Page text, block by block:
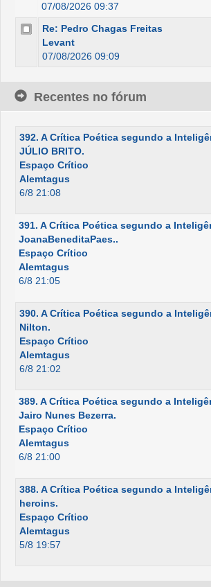
07/08/2026 09:37
Re: Pedro Chagas Freitas
Levant
07/08/2026 09:09
Recentes no fórum
392. A Crítica Poética segundo a
JÚLIO BRITO.
Espaço Crítico
Alemtagus
6/8 21:08
391. A Crítica Poética segundo a
JoanaBeneditaPaes..
Espaço Crítico
Alemtagus
6/8 21:05
390. A Crítica Poética segundo a
Nilton.
Espaço Crítico
Alemtagus
6/8 21:02
389. A Crítica Poética segundo a
Jairo Nunes Bezerra.
Espaço Crítico
Alemtagus
6/8 21:00
388. A Crítica Poética segundo a
heroins.
Espaço Crítico
Alemtagus
5/8 19:57